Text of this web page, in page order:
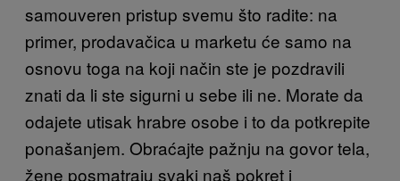
samouveren pristup svemu što radite: na
primer, prodavačica u marketu će samo na
osnovu toga na koji način ste je pozdravili
znati da li ste sigurni u sebe ili ne. Morate da
odajete utisak hrabre osobe i to da potkrepite
ponašanjem. Obraćajte pažnju na govor tela,
žene posmatraju svaki naš pokret i